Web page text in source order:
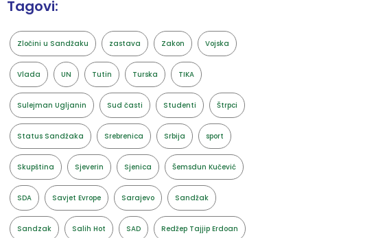
Tagovi:
Zločini u Sandžaku zastava Zakon Vojska
Vlada UN Tutin Turska TIKA
Sulejman Ugljanin Sud časti Studenti Štrpci
Status Sandžaka Srebrenica Srbija sport
Skupština Sjeverin Sjenica Šemsdun Kučević
SDA Savjet Evrope Sarajevo Sandžak
Sandzak Salih Hot SAD Redžep Tajjip Erdoan